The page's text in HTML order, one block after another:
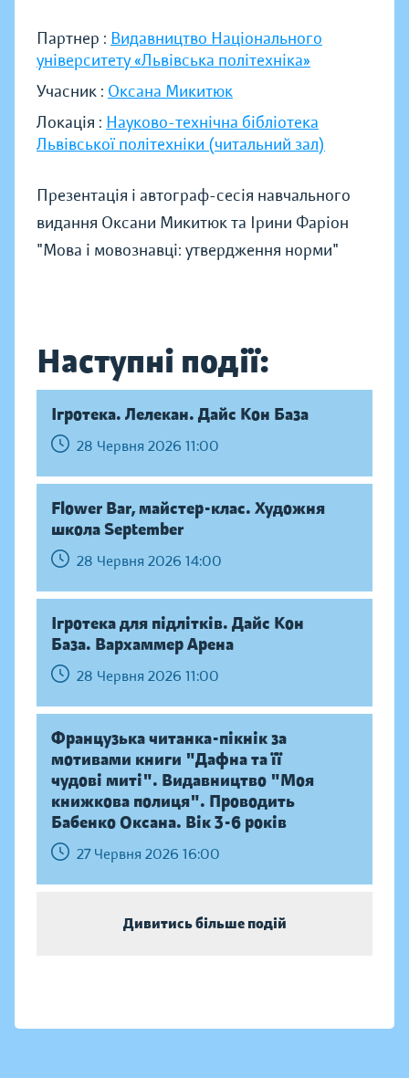
Партнер : Видавництво Національного
університету «Львівська політехніка»
Учасник : Оксана Микитюк
Локація : Науково-технічна бібліотека
Львівської політехніки (читальний зал)
Презентація і автограф-сесія навчального
видання Оксани Микитюк та Ірини Фаріон
"Мова і мовознавці: утвердження норми"
Наступні події:
Ігротека. Лелекан. Дайс Кон База
28 Червня 2026 11:00
Flower Bar, майстер-клас. Художня
школа September
28 Червня 2026 14:00
Ігротека для підлітків. Дайс Кон
База. Вархаммер Арена
28 Червня 2026 11:00
Французька читанка-пікнік за
мотивами книги "Дафна та її
чудові миті". Видавництво "Моя
книжкова полиця". Проводить
Бабенко Оксана. Вік 3-6 років
27 Червня 2026 16:00
Дивитись більше подій